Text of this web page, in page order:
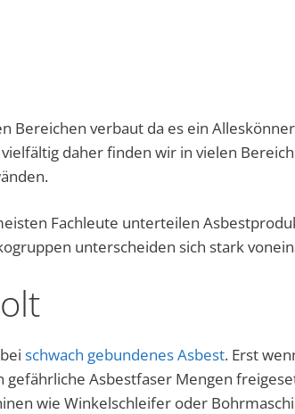
Bereichen verbaut da es ein
daher finden wir in vielen
Fachleute unterteilen
unterscheiden sich stark
schwach gebundenes Asbest. Erst
Asbestfaser Mengen
wie Winkelschleifer oder